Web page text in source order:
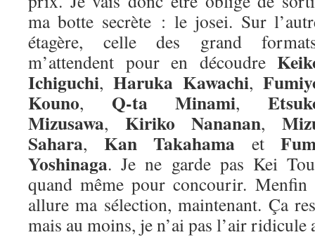
ma botte secrète : le josei. Sur
étagère, celle des grand
m’attendent pour en découdre
Ichiguchi, Haruka Kawachi,
Kouno, Q-ta Minami,
Mizusawa, Kiriko Nananan,
Sahara, Kan Takahama et
Yoshinaga. Je ne garde pas Kei
quand même pour concourir.
allure ma sélection, maintenant. Ça
mais au moins, je n’ai pas l’air ridicule